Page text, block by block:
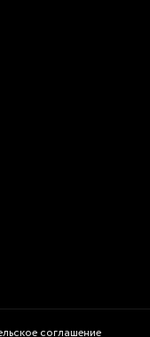
соглашение